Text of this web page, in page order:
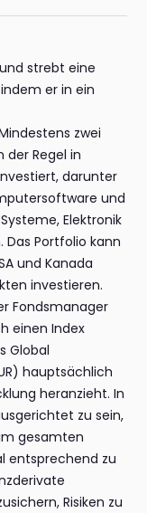
strebt eine
er in ein
zwei
der Regel in
darunter
und
Elektronik
Portfolio kann
und Kanada
investieren.
Fondsmanager
einen Index
Global
hauptsächlich
heranzieht. In
zu sein,
gesamten
entsprechend zu
Risiken zu